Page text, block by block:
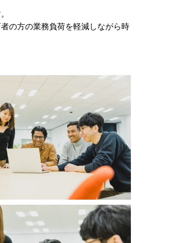
の方の業務負荷を軽減しながら時